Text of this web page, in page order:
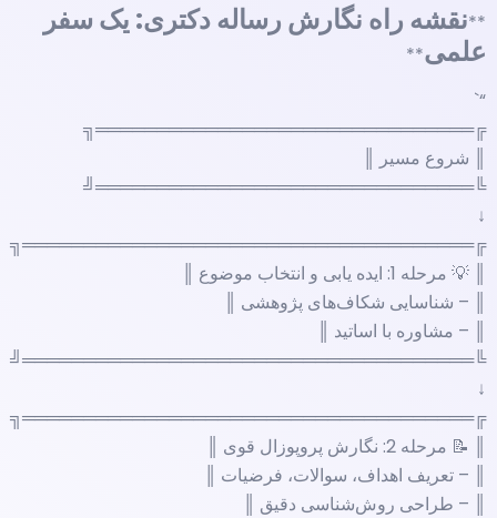
**نقشه راه نگارش رساله دکتری: یک سفر
علمی**
“`
╔═══════════════════════════════╗
║ شروع مسیر ║
╚═══════════════════════════════╝
↓
╔═════════════════════════════════════╗
║ 💡 مرحله 1: ایده یابی و انتخاب موضوع ║
║ – شناسایی شکاف‌های پژوهشی ║
║ – مشاوره با اساتید ║
╚═════════════════════════════════════╝
↓
╔═════════════════════════════════════╗
║ 📝 مرحله 2: نگارش پروپوزال قوی ║
║ – تعریف اهداف، سوالات، فرضیات ║
║ – طراحی روش‌شناسی دقیق ║